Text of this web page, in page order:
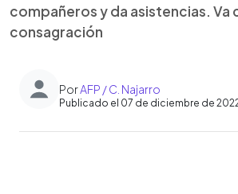
compañeros y da asistencias. Va
consagración
PorAFP / C. Najarro
Publicado el 07 de diciembre de